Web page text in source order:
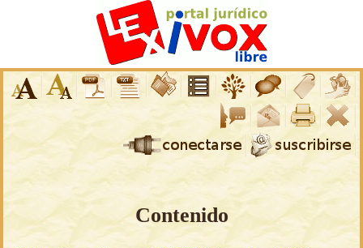
Contenido